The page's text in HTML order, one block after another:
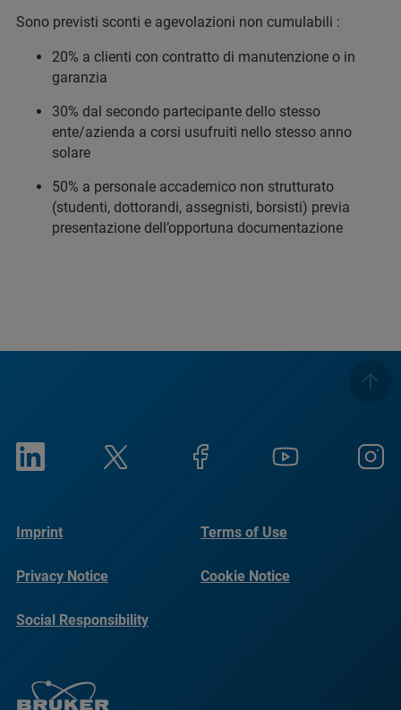
Sono previsti sconti e agevolazioni non cumulabili :
20% a clienti con contratto di manutenzione o in
garanzia
30% dal secondo partecipante dello stesso
ente/azienda a corsi usufruiti nello stesso anno
solare
50% a personale accademico non strutturato
(studenti, dottorandi, assegnisti, borsisti) previa
presentazione dell’opportuna documentazione
Imprint Terms of Use
Privacy Notice Cookie Notice
Social Responsibility